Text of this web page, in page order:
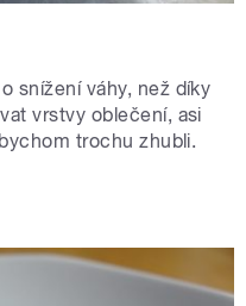
snížení váhy, než díky
vrstvy oblečení, asi
trochu zhubli.